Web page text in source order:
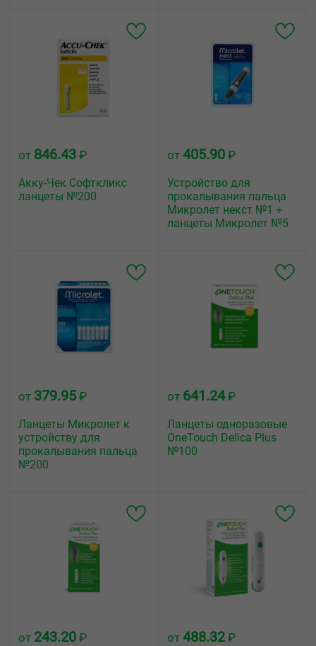
от 846.43 ₽
Акку-Чек Софткликс
ланцеты №200
от 405.90 ₽
Устройство для
прокалывания пальца
Микролет некст №1 +
ланцеты Микролет №5
от 379.95 ₽
Ланцеты Микролет к
устройству для
прокалывания пальца
№200
от 641.24₽
Ланцеты одноразовые
OneTouch Delica Plus
№100
от 243.20 ₽ от 488.32₽